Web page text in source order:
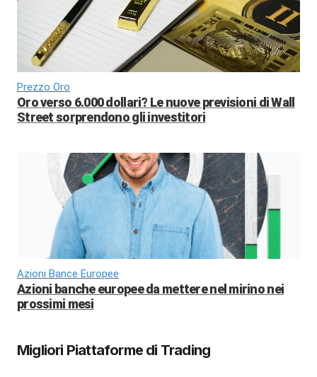
Prezzo Oro
Oro verso 6.000 dollari? Le nuove previsioni di Wall
Street sorprendono gli investitori
Azioni Bance Europee
Azioni banche europee da mettere nel mirino nei
prossimi mesi
Migliori Piattaforme di Trading